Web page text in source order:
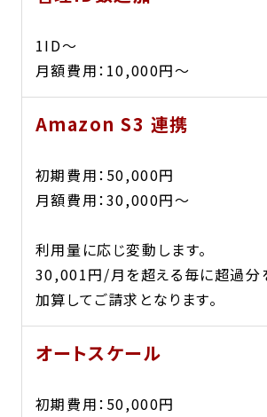
1ID〜
月額費用：10,000円〜
Amazon S3 連携
初期費用：50,000円
月額費用：30,000円〜
利用量に応じ変動します。
30,001円/月を超える毎に超過分
加算してご請求となります。
オートスケール
初期費用：50,000円